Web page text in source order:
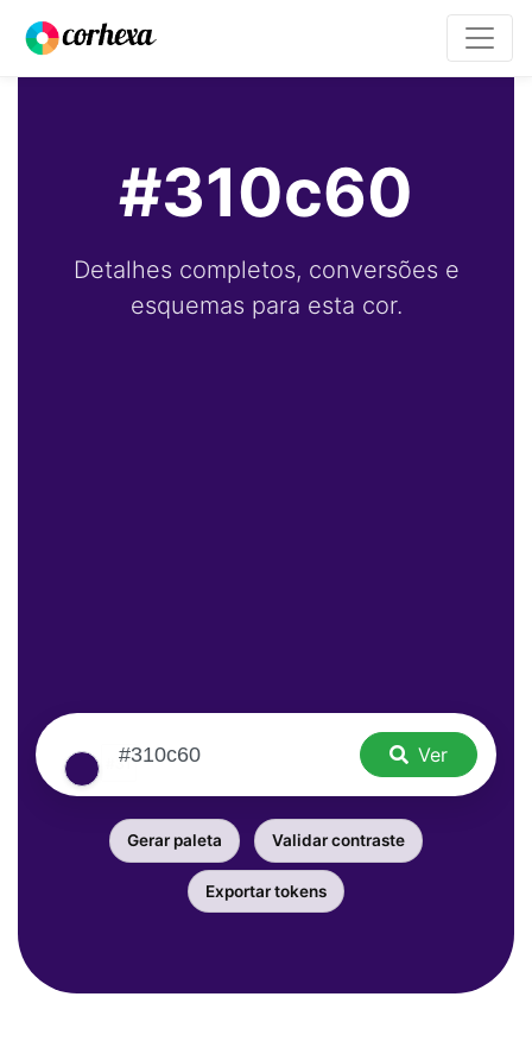
#310c60
Detalhes completos, conversões e
esquemas para esta cor.
Ver
Gerar paleta Validar contraste
Exportar tokens